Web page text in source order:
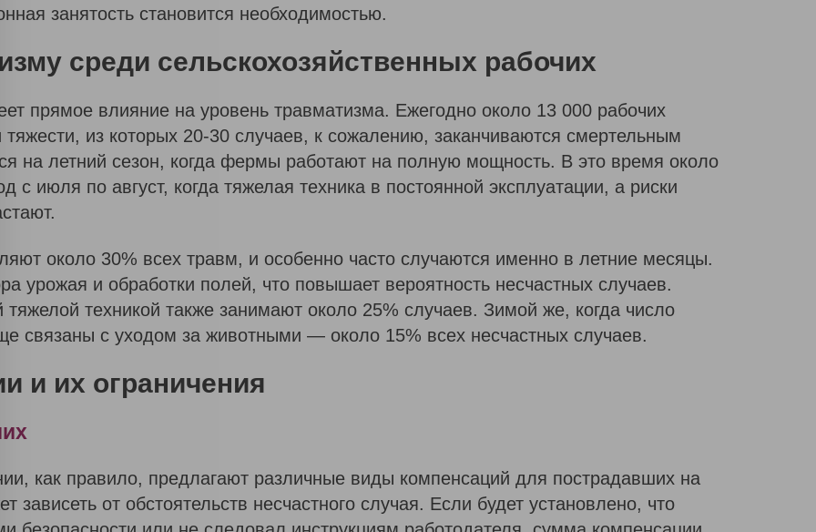
И
С
Р
И
К
И
О
занятость становится необходимостью.
среди сельскохозяйственных рабочих
прямое влияние на уровень травматизма. Ежегодно около 13 000 рабочих
тяжести, из которых 20-30 случаев, к сожалению, заканчиваются смертельным
на летний сезон, когда фермы работают на полную мощность. В это время около
с июля по август, когда тяжелая техника в постоянной эксплуатации, а риски
около 30% всех травм, и особенно часто случаются именно в летние месяцы.
урожая и обработки полей, что повышает вероятность несчастных случаев.
тяжелой техникой также занимают около 25% случаев. Зимой же, когда число
связаны с уходом за животными — около 15% всех несчастных случаев.
и их ограничения
как правило, предлагают различные виды компенсаций для пострадавших на
от обстоятельств несчастного случая. Если будет установлено, что